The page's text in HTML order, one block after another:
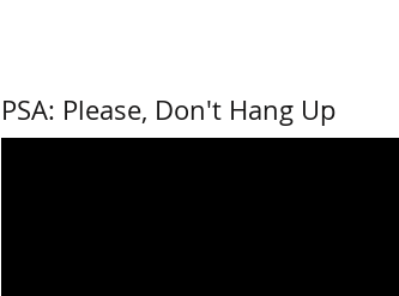
PSA: Please, Don't Hang Up